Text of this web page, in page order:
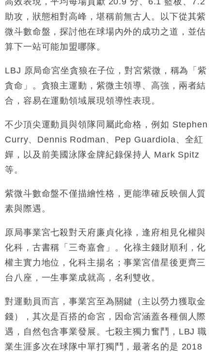
17:40
財經｜本港6月零售額連升14個月 珠寶鐘錶銷售升勢
最強
16:33
財經｜滙控重啟最多10億美元回購 派息比率目標維持
50%
助攻，狀態相對高峰，堪稱前無古人。以下從其紫
微斗數命盤，探討他在球場內外的成功之道，並估
算下一站可能加盟哪隊。
LBJ 原局命宮坐貪狼在子位，對宮紫微，稱為「紫
貪命」。貪狼主運動，紫微主領導、高強，兩者結
合，容易在運動領域展現領導性表現。
不少頂尖運動員與領隊同屬此命格，例如 Stephen
Curry、Dennis Rodman、Pep Guardiola、全紅
嬋，以及前美國泳隊金牌紀錄保持人 Mark Spitz
等。
紫微斗數命盤不僅描繪性格，更能準確反映個人質
素與際遇。
原局事業宮七殺對天府廉貞化祿，逢府相見化權與
化科，古書稱「三奇嘉會」。化祿主錢財順利，化
權主實力地位，化科主揚名；事業宮借星後更齊三
台八座，一生事業成就高，名利雙收。
對運動員而言，事業宮至為關鍵（主以勞力獲取金
錢），其次是百搭的命宮，因命宮涵蓋各種個人際
遇，自然包含事業發展。七殺主獨力奮鬥，LBJ 職
業生涯多次在球隊中單打獨鬥，最著名的是 2018